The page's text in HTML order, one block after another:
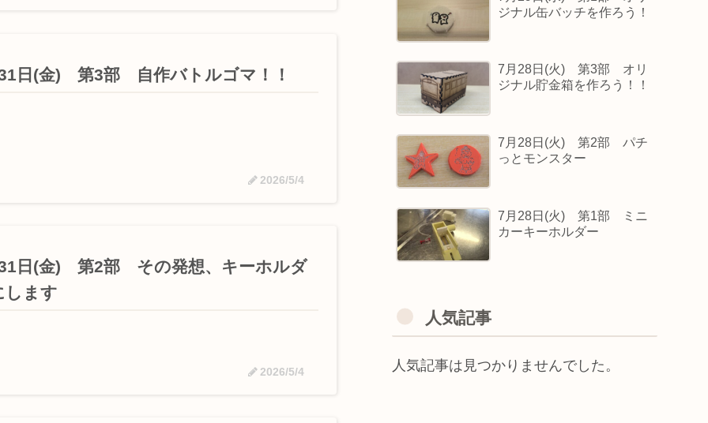
日(金) 第3部 自作バトルゴマ！！
2026/5/4
日(金) 第2部 その発想、キーホルダ
します
2026/5/4
ジナル缶バッチを作ろう！
7月28日(火) 第3部 オリ
ジナル貯金箱を作ろう！！
7月28日(火) 第2部 パチ
っとモンスター
7月28日(火) 第1部 ミニ
カーキーホルダー
人気記事
人気記事は見つかりませんでした。